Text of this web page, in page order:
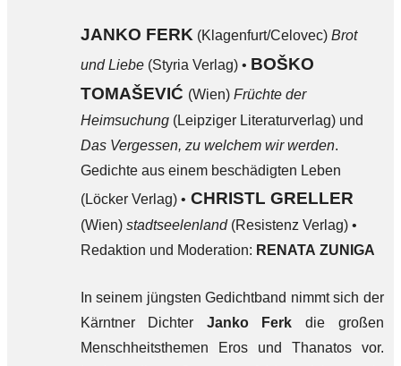
JANKO FERK (Klagenfurt/Celovec) Brot
und Liebe(Styria Verlag) • BOŠKO
TOMAŠEVIĆ (Wien)Früchte der
Heimsuchung (Leipziger Literaturverlag) und
Das Vergessen, zu welchem wir werden.
Gedichte aus einem beschädigten Leben
(Löcker Verlag) • CHRISTL GRELLER
(Wien) stadtseelenland(Resistenz Verlag) •
Redaktion und Moderation: RENATA ZUNIGA
In seinem jüngsten Gedichtband nimmt sich der
Kärntner Dichter Janko Ferkdie großen
Menschheitsthemen Eros und Thanatos vor.